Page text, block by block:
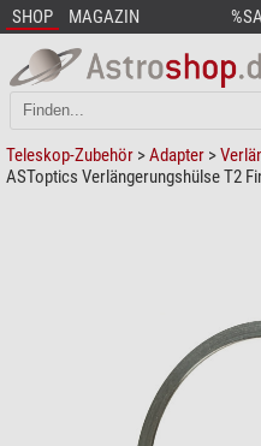
SHOP MAGAZIN
Teleskop-Zubehör >Adapter >
ASToptics Verlängerungshülse T2